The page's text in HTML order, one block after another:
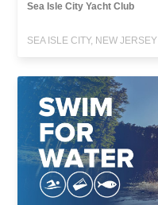
Sea Isle City Yacht Club
SEA ISLE CITY, NEW JERSEY